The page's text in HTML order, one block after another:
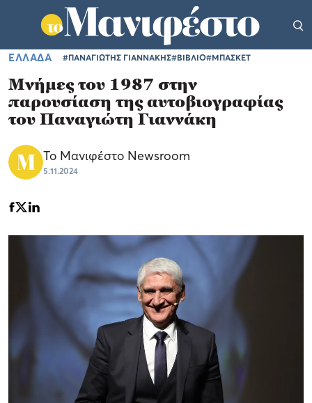
ΕΛΛΑΔΑ #ΠΑΝΑΓΙΩΤΗΣ ΓΙΑΝΝΑΚΗΣ#ΒΙΒΛΙΟ#ΜΠΑΣΚΕΤ
Μνήμες του 1987 στην
παρουσίαση της αυτοβιογραφίας
του Παναγιώτη Γιαννάκη
Το Μανιφέστο Newsroom
5.11.2024